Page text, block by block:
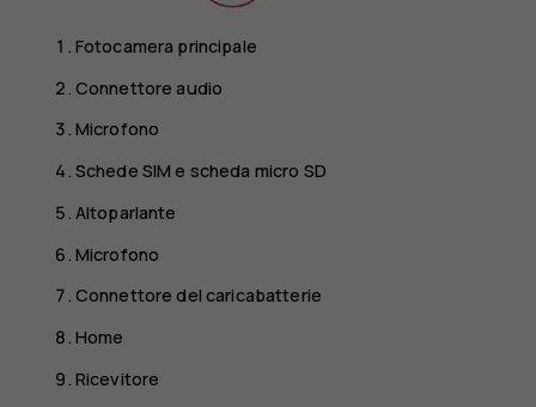
Fotocamera principale
Connettore audio
Microfono
Schede SIM e scheda micro SD
Altoparlante
Microfono
Connettore del caricabatterie
Home
Ricevitore